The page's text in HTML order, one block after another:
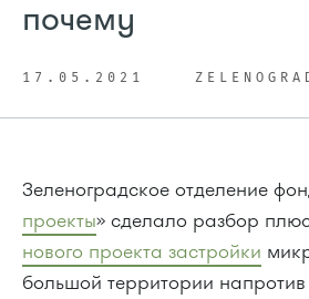
почему
17.05.2021
Зеленоградское отделение
проекты» сделало разбор
нового проекта застройки
большой территории напротив